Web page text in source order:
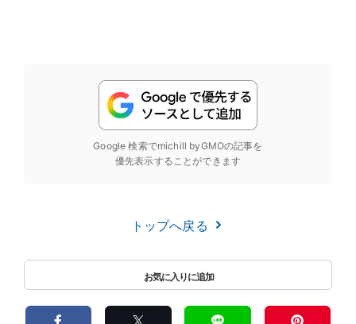
Google 検索でmichill byGMOの記事を
優先表示することができます
トップへ戻る